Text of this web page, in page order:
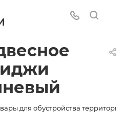
для обустройства территории